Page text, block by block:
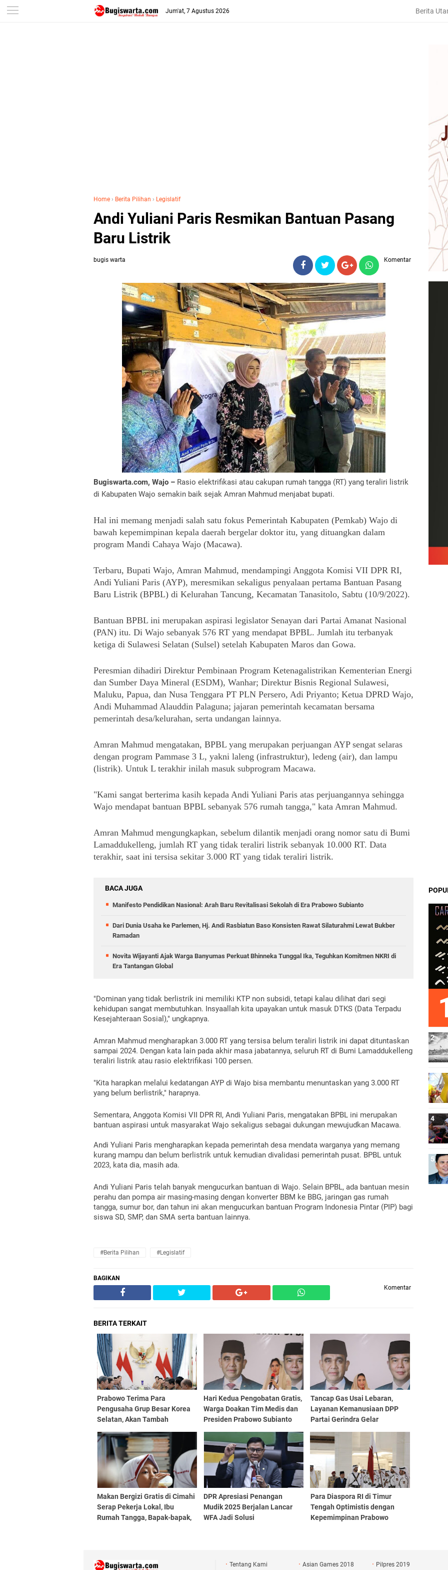
-->
Jum'at, 7 Agustus 2026 Berita
Home › Berita Pilihan › Legislatif
Andi Yuliani Paris Resmikan Bantuan Pasang
Baru Listrik
bugis warta Komentar
Bugiswarta.com, Wajo – Rasio elektrifikasi atau cakupan rumah tangga (RT) yang teraliri listrik
di Kabupaten Wajo semakin baik sejak Amran Mahmud menjabat bupati.
Hal ini memang menjadi salah satu fokus Pemerintah Kabupaten (Pemkab) Wajo di
bawah kepemimpinan kepala daerah bergelar doktor itu, yang dituangkan dalam
program Mandi Cahaya Wajo (Macawa).
Terbaru, Bupati Wajo, Amran Mahmud, mendampingi Anggota Komisi VII DPR RI,
Andi Yuliani Paris (AYP), meresmikan sekaligus penyalaan pertama Bantuan Pasang
Baru Listrik (BPBL) di Kelurahan Tancung, Kecamatan Tanasitolo, Sabtu (10/9/2022).
Bantuan BPBL ini merupakan aspirasi legislator Senayan dari Partai Amanat Nasional
(PAN) itu. Di Wajo sebanyak 576 RT yang mendapat BPBL. Jumlah itu terbanyak
ketiga di Sulawesi Selatan (Sulsel) setelah Kabupaten Maros dan Gowa.
Peresmian dihadiri Direktur Pembinaan Program Ketenagalistrikan Kementerian Energi
dan Sumber Daya Mineral (ESDM), Wanhar; Direktur Bisnis Regional Sulawesi,
Maluku, Papua, dan Nusa Tenggara PT PLN Persero, Adi Priyanto; Ketua DPRD Wajo,
Andi Muhammad Alauddin Palaguna; jajaran pemerintah kecamatan bersama
pemerintah desa/kelurahan, serta undangan lainnya.
Amran Mahmud mengatakan, BPBL yang merupakan perjuangan AYP sengat selaras
dengan program Pammase 3 L, yakni laleng (infrastruktur), ledeng (air), dan lampu
(listrik). Untuk L terakhir inilah masuk subprogram Macawa.
"Kami sangat berterima kasih kepada Andi Yuliani Paris atas perjuangannya sehingga
Wajo mendapat bantuan BPBL sebanyak 576 rumah tangga," kata Amran Mahmud.
Amran Mahmud mengungkapkan, sebelum dilantik menjadi orang nomor satu di Bumi
Lamaddukelleng, jumlah RT yang tidak teraliri listrik sebanyak 10.000 RT. Data
terakhir, saat ini tersisa sekitar 3.000 RT yang tidak teraliri listrik.
BACA JUGA
Manifesto Pendidikan Nasional: Arah Baru Revitalisasi Sekolah di Era Prabowo Subianto
Dari Dunia Usaha ke Parlemen, Hj. Andi Rasbiatun Baso Konsisten Rawat Silaturahmi Lewat Bukber
Ramadan
Novita Wijayanti Ajak Warga Banyumas Perkuat Bhinneka Tunggal Ika, Teguhkan Komitmen NKRI di
Era Tantangan Global
"Dominan yang tidak berlistrik ini memiliki KTP non subsidi, tetapi kalau dilihat dari segi
kehidupan sangat membutuhkan. Insyaallah kita upayakan untuk masuk DTKS (Data Terpadu
Kesejahteraan Sosial)," ungkapnya.
Amran Mahmud mengharapkan 3.000 RT yang tersisa belum teraliri listrik ini dapat dituntaskan
sampai 2024. Dengan kata lain pada akhir masa jabatannya, seluruh RT di Bumi Lamaddukelleng
teraliri listrik atau rasio elektrifikasi 100 persen.
"Kita harapkan melalui kedatangan AYP di Wajo bisa membantu menuntaskan yang 3.000 RT
yang belum berlistrik," harapnya.
Sementara, Anggota Komisi VII DPR RI, Andi Yuliani Paris, mengatakan BPBL ini merupakan
bantuan aspirasi untuk masyarakat Wajo sekaligus sebagai dukungan mewujudkan Macawa.
Andi Yuliani Paris mengharapkan kepada pemerintah desa mendata warganya yang memang
kurang mampu dan belum berlistrik untuk kemudian divalidasi pemerintah pusat. BPBL untuk
2023, kata dia, masih ada.
Andi Yuliani Paris telah banyak mengucurkan bantuan di Wajo. Selain BPBL, ada bantuan mesin
perahu dan pompa air masing-masing dengan konverter BBM ke BBG, jaringan gas rumah
tangga, sumur bor, dan tahun ini akan mengucurkan bantuan Program Indonesia Pintar (PIP) bagi
siswa SD, SMP, dan SMA serta bantuan lainnya.
#Berita Pilihan #Legislatif
BAGIKAN
Komentar
BERITA TERKAIT
Prabowo Terima Para
Pengusaha Grup Besar Korea
Selatan, Akan Tambah
Hari Kedua Pengobatan Gratis,
Warga Doakan Tim Medis dan
Presiden Prabowo Subianto
Tancap Gas Usai Lebaran,
Layanan Kemanusiaan DPP
Partai Gerindra Gelar
Berturut-Turut
Makan Bergizi Gratis di Cimahi
Serap Pekerja Lokal, Ibu
Rumah Tangga, Bapak-bapak,
DPR Apresiasi Penangan
Mudik 2025 Berjalan Lancar
WFA Jadi Solusi
Para Diaspora RI di Timur
Tengah Optimistis dengan
Kepemimpinan Prabowo
Tentang Kami Asian Games 2018 Pilpres 2019